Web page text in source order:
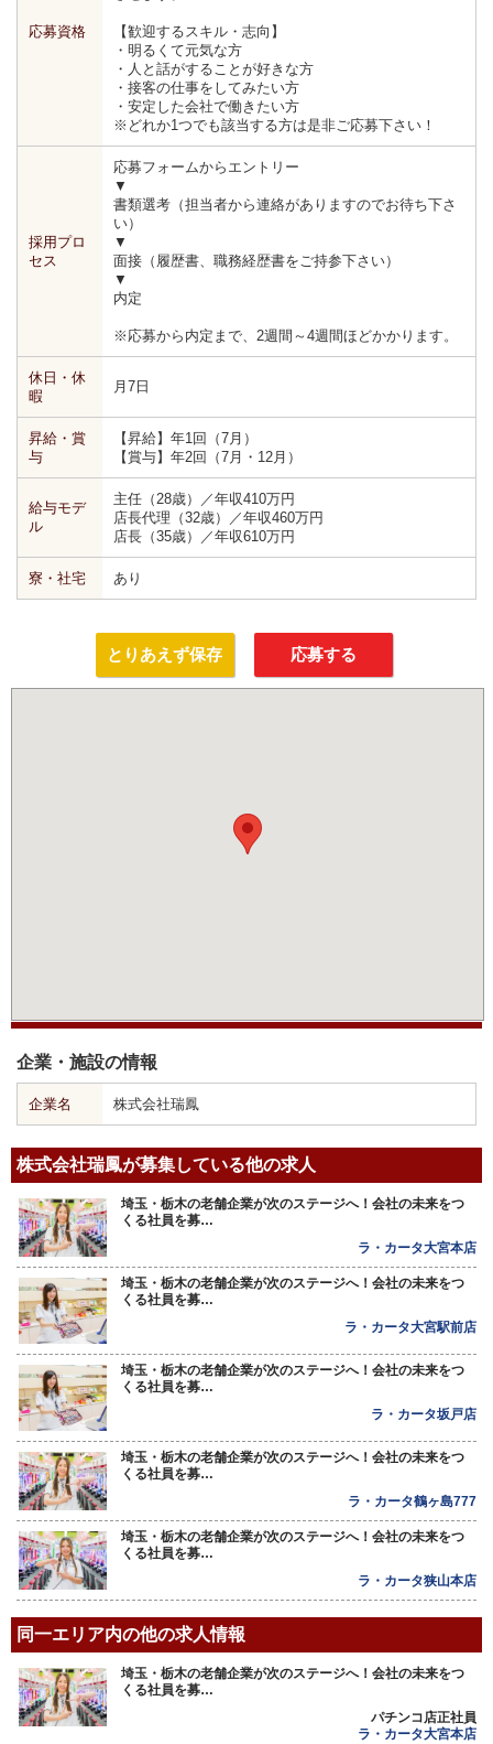
応募資格
【歓迎するスキル・志向】
・明るくて元気な方
・人と話がすることが好きな方
・接客の仕事をしてみたい方
・安定した会社で働きたい方
※どれか1つでも該当する方は是非ご応募下さい！
採用プロ
セス
応募フォームからエントリー
▼
書類選考（担当者から連絡がありますのでお待ち下さ
い）
▼
面接（履歴書、職務経歴書をご持参下さい）
▼
内定
※応募から内定まで、2週間～4週間ほどかかります。
休日・休
暇
月7日
昇給・賞
与
【昇給】年1回（7月）
【賞与】年2回（7月・12月）
給与モデ
ル
主任（28歳）／年収410万円
店長代理（32歳）／年収460万円
店長（35歳）／年収610万円
寮・社宅 あり
とりあえず保存 応募する
企業・施設の情報
企業名 株式会社瑞鳳
株式会社瑞鳳が募集している他の求人
埼玉・栃木の老舗企業が次のステージへ！会社の未来をつ
くる社員を募…
ラ・カータ大宮本店
埼玉・栃木の老舗企業が次のステージへ！会社の未来をつ
くる社員を募…
ラ・カータ大宮駅前店
埼玉・栃木の老舗企業が次のステージへ！会社の未来をつ
くる社員を募…
ラ・カータ坂戸店
埼玉・栃木の老舗企業が次のステージへ！会社の未来をつ
くる社員を募…
ラ・カータ鶴ヶ島777
埼玉・栃木の老舗企業が次のステージへ！会社の未来をつ
くる社員を募…
ラ・カータ狭山本店
同一エリア内の他の求人情報
埼玉・栃木の老舗企業が次のステージへ！会社の未来をつ
くる社員を募…
パチンコ店正社員
ラ・カータ大宮本店